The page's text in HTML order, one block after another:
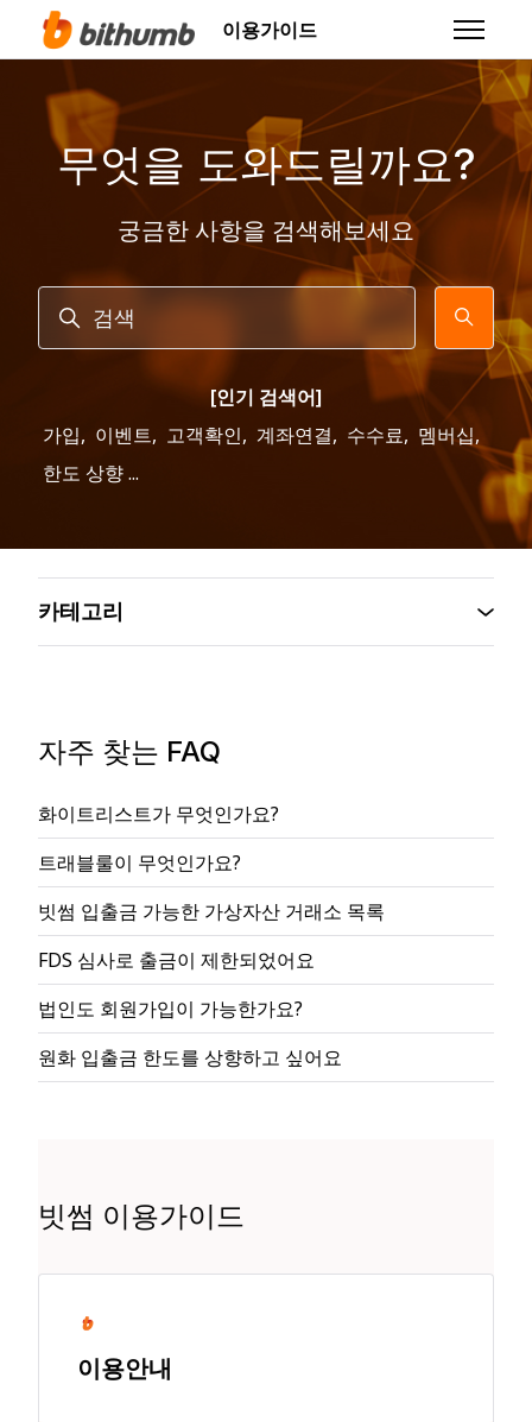
주 콘텐츠로 건너뛰기
이용가이드 탐색 메
무엇을 도와드릴까요?
궁금한 사항을 검색해보세요
검색
[인기 검색어]
가입, 이벤트, 고객확인, 계좌연결, 수수료, 멤버십,
한도 상향 ...
빗썸 이용가이드
이용안내
자주 찾는 FAQ
화이트리스트가 무엇인가요?
트래블룰이 무엇인가요?
빗썸 입출금 가능한 가상자산 거래소 목록
FDS 심사로 출금이 제한되었어요
법인도 회원가입이 가능한가요?
원화 입출금 한도를 상향하고 싶어요
카테고리